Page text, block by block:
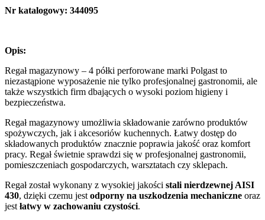
Nr katalogowy: 344095
Opis:
Regał magazynowy – 4 półki perforowane marki Polgast to
niezastąpione wyposażenie nie tylko profesjonalnej gastronomii, ale
także wszystkich firm dbających o wysoki poziom higieny i
bezpieczeństwa.
Regał magazynowy umożliwia składowanie zarówno produktów
spożywczych, jak i akcesoriów kuchennych. Łatwy dostęp do
składowanych produktów znacznie poprawia jakość oraz komfort
pracy. Regał świetnie sprawdzi się w profesjonalnej gastronomii,
pomieszczeniach gospodarczych, warsztatach czy sklepach.
Regał został wykonany z wysokiej jakości stali nierdzewnej AISI
430, dzięki czemu jest odporny na uszkodzenia mechaniczne oraz
jest łatwy w zachowaniu czystości.